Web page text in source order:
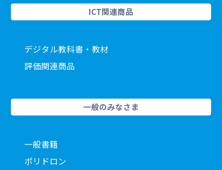
ICT関連商品
デジタル教科書・教材
評価関連商品
一般のみなさま
一般書籍
ポリドロン